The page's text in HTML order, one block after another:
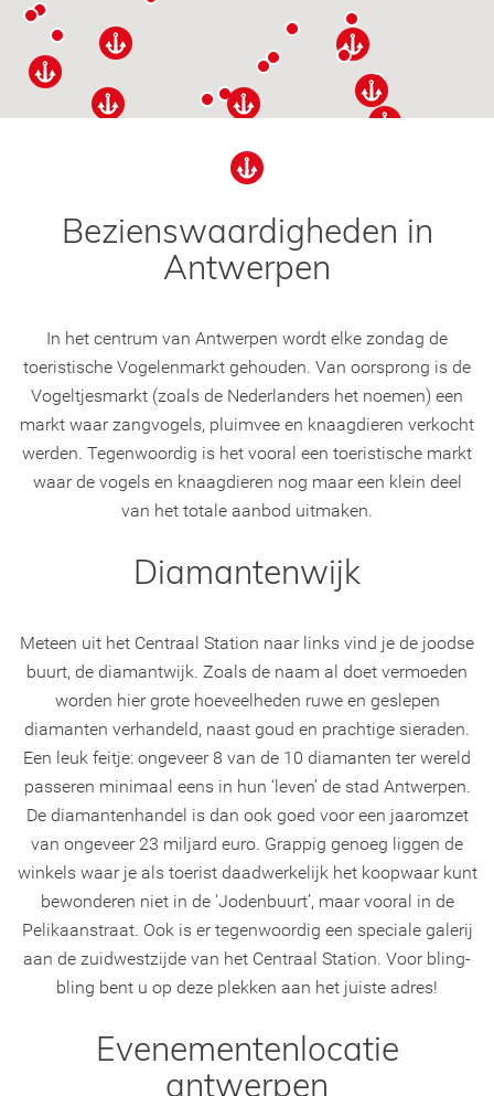
Bezienswaardigheden in
Antwerpen
In het centrum van Antwerpen wordt elke zondag de
toeristische Vogelenmarkt gehouden. Van oorsprong is de
Vogeltjesmarkt (zoals de Nederlanders het noemen) een
markt waar zangvogels, pluimvee en knaagdieren verkocht
werden. Tegenwoordig is het vooral een toeristische markt
waar de vogels en knaagdieren nog maar een klein deel
van het totale aanbod uitmaken.
Diamantenwijk
Meteen uit het Centraal Station naar links vind je de joodse
buurt, de diamantwijk. Zoals de naam al doet vermoeden
worden hier grote hoeveelheden ruwe en geslepen
diamanten verhandeld, naast goud en prachtige sieraden.
Een leuk feitje: ongeveer 8 van de 10 diamanten ter wereld
passeren minimaal eens in hun ‘leven’ de stad Antwerpen.
De diamantenhandel is dan ook goed voor een jaaromzet
van ongeveer 23 miljard euro. Grappig genoeg liggen de
winkels waar je als toerist daadwerkelijk het koopwaar kunt
bewonderen niet in de ‘Jodenbuurt’, maar vooral in de
Pelikaanstraat. Ook is er tegenwoordig een speciale galerij
aan de zuidwestzijde van het Centraal Station. Voor bling-
bling bent u op deze plekken aan het juiste adres!
Evenementenlocatie
antwerpen